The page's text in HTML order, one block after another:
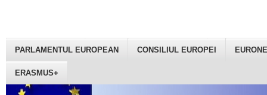
PARLAMENTUL EUROPEAN CONSILIUL EUROPEI
ERASMUS+